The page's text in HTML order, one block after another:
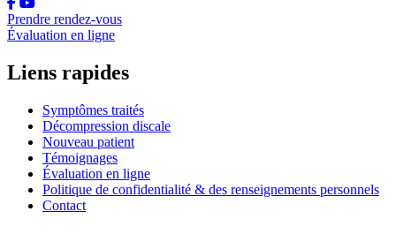
Prendre rendez-vous
Évaluation en ligne
Liens rapides
Symptômes traités
Décompression discale
Nouveau patient
Témoignages
Évaluation en ligne
Politique de confidentialité & des renseignements personnels
Contact